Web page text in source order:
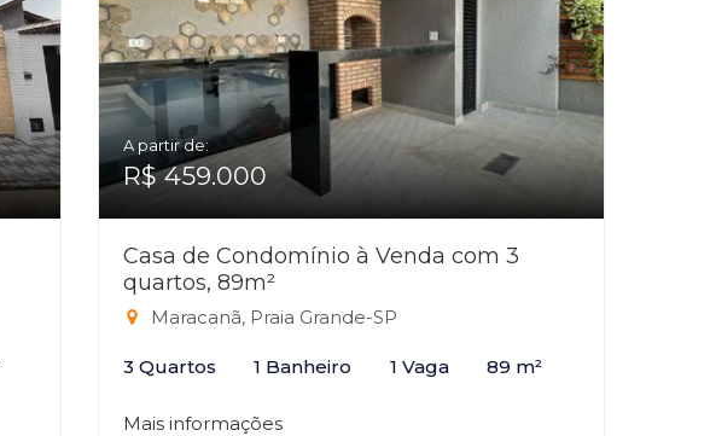
A partir de:
R$ 459.000
Casa de Condomínio à Venda com 3
quartos, 89m²
Maracanã, Praia Grande-SP
3 Quartos 1 Banheiro 1 Vaga 89 m²
Mais informações